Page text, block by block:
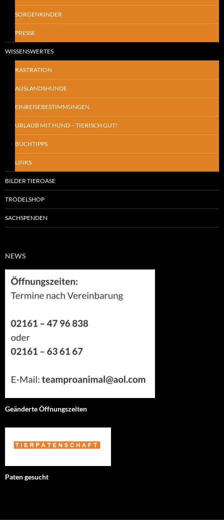
SORGENKINDER
PRESSE
WISSENSWERTES
KASTRATION
AUSLANDSHUNDE
EINREISEBESTIMMUNGEN
URLAUB MIT HUND – TIERISCH GUT!
BUCHTIPPS
LINKS
BILDER TIEROASE
TRÖDELSHOP
SACHSPENDEN
NEWS
Geänderte Öffnungszeiten
Paten gesucht